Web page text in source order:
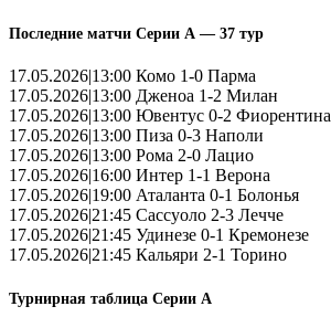
Последние матчи Серии А — 37 тур
17.05.2026|13:00 Комо 1-0 Парма
17.05.2026|13:00 Дженоа 1-2 Милан
17.05.2026|13:00 Ювентус 0-2 Фиорентина
17.05.2026|13:00 Пиза 0-3 Наполи
17.05.2026|13:00 Рома 2-0 Лацио
17.05.2026|16:00 Интер 1-1 Верона
17.05.2026|19:00 Аталанта 0-1 Болонья
17.05.2026|21:45 Сассуоло 2-3 Лечче
17.05.2026|21:45 Удинезе 0-1 Кремонезе
17.05.2026|21:45 Кальяри 2-1 Торино
Турнирная таблица Серии А